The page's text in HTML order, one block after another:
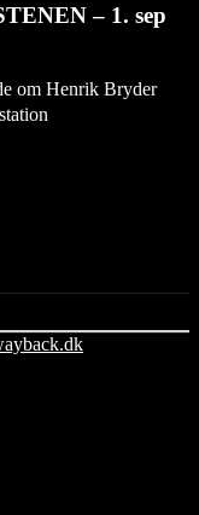
– 1. sep
om Henrik Bryder